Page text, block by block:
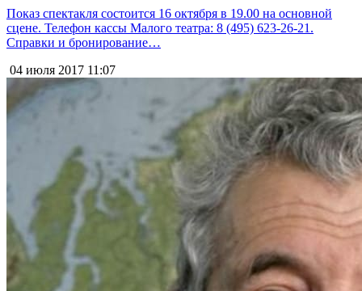
Показ спектакля состоится 16 октября в 19.00 на основной
сцене. Телефон кассы Малого театра: 8 (495) 623-26-21.
Справки и бронирование…
04 июля 2017 11:07